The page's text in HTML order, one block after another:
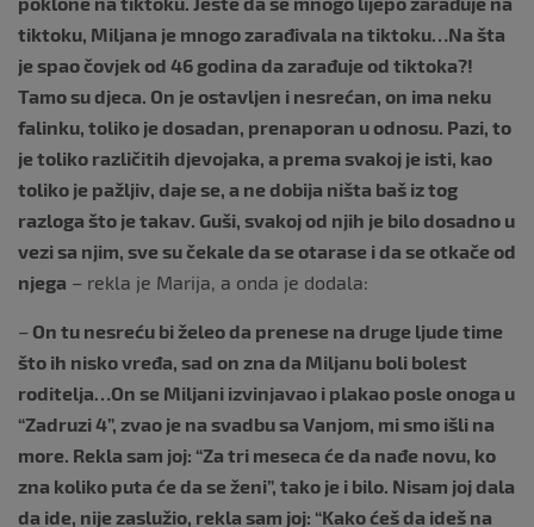
tiktoku, Miljana je mnogo zarađivala na tiktoku…Na šta
je spao čovjek od 46 godina da zarađuje od tiktoka?!
Tamo su djeca. On je ostavljen i nesrećan, on ima neku
falinku, toliko je dosadan, prenaporan u odnosu. Pazi, to
je toliko različitih djevojaka, a prema svakoj je isti, kao
toliko je pažljiv, daje se, a ne dobija ništa baš iz tog
razloga što je takav. Guši, svakoj od njih je bilo dosadno u
vezi sa njim, sve su čekale da se otarase i da se otkače od
njega – rekla je Marija, a onda je dodala:
– On tu nesreću bi želeo da prenese na druge ljude time
što ih nisko vređa, sad on zna da Miljanu boli bolest
roditelja…On se Miljani izvinjavao i plakao posle onoga u
“Zadruzi 4”, zvao je na svadbu sa Vanjom, mi smo išli na
more. Rekla sam joj: “Za tri meseca će da nađe novu, ko
zna koliko puta će da se ženi”, tako je i bilo. Nisam joj dala
da ide, nije zaslužio, rekla sam joj: “Kako ćeš da ideš na